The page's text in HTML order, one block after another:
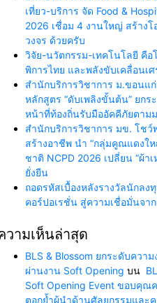
เที่ยว-บริการ จัด Food &
2026 เชื่อม 4 งานใหญ่ สร้างโ
วงจร ด้วยครับ
วิจัย-นวัตกรรม-เทคโนโลยี คือ
พิการไทย และพลังขับเคลื่อนเ
สำนักบริการวิชาการ ม.ขอนแ
หลักสูตร “ดับเพลิงขั้นต้น” ยกร
หน้าที่ท้องถิ่นรับมืออัคคีภัยตาม
สำนักบริการวิชาการ มข. โชว์
สร้างอาชีพ นำ “กลุ่มคูณแดงใ
ชาติ NCPD 2026 เปลี่ยน “ผ้า
ยั่งยืน
ถอดรหัสเบื้องหลังรางวัลนักล
คอร์ปอเรชั่น สู่ความเชื่อมั่นจา
วามเห็นล่าสุด
BLS & Blossom ยกระดับควา
ผ่านงาน Soft Opening บน
Soft Opening Event ขอบคุณ
ตอกย้ำผู้นำด้านศัลยกรรมและ